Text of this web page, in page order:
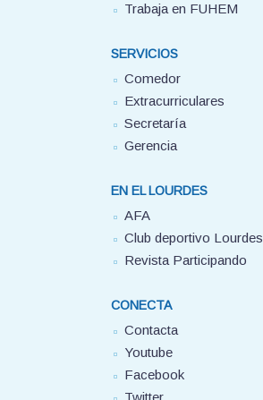
Trabaja en FUHEM
SERVICIOS
Comedor
Extracurriculares
Secretaría
Gerencia
EN EL LOURDES
AFA
Club deportivo Lourdes
Revista Participando
CONECTA
Contacta
Youtube
Facebook
Twitter